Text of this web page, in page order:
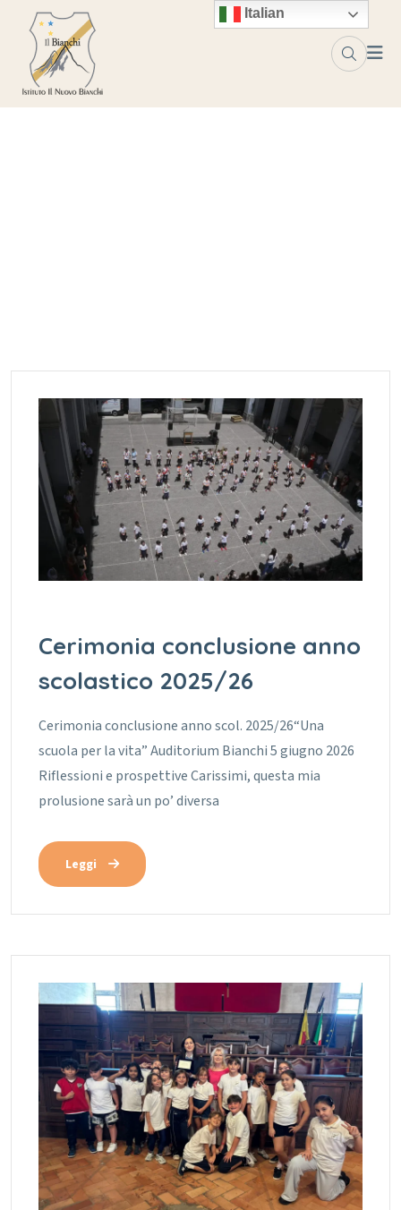
Skip to content
Cerimonia conclusione anno
scolastico 2025/26
Cerimonia conclusione anno scol. 2025/26“Una
scuola per la vita” Auditorium Bianchi 5 giugno 2026
Riflessioni e prospettive Carissimi, questa mia
prolusione sarà un po’ diversa
Leggi
Italian